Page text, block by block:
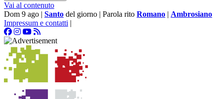
Vai al contenuto
Dom 9 ago | Santo del giorno | Parola rito Romano | Ambrosiano
Impressum e contatti |